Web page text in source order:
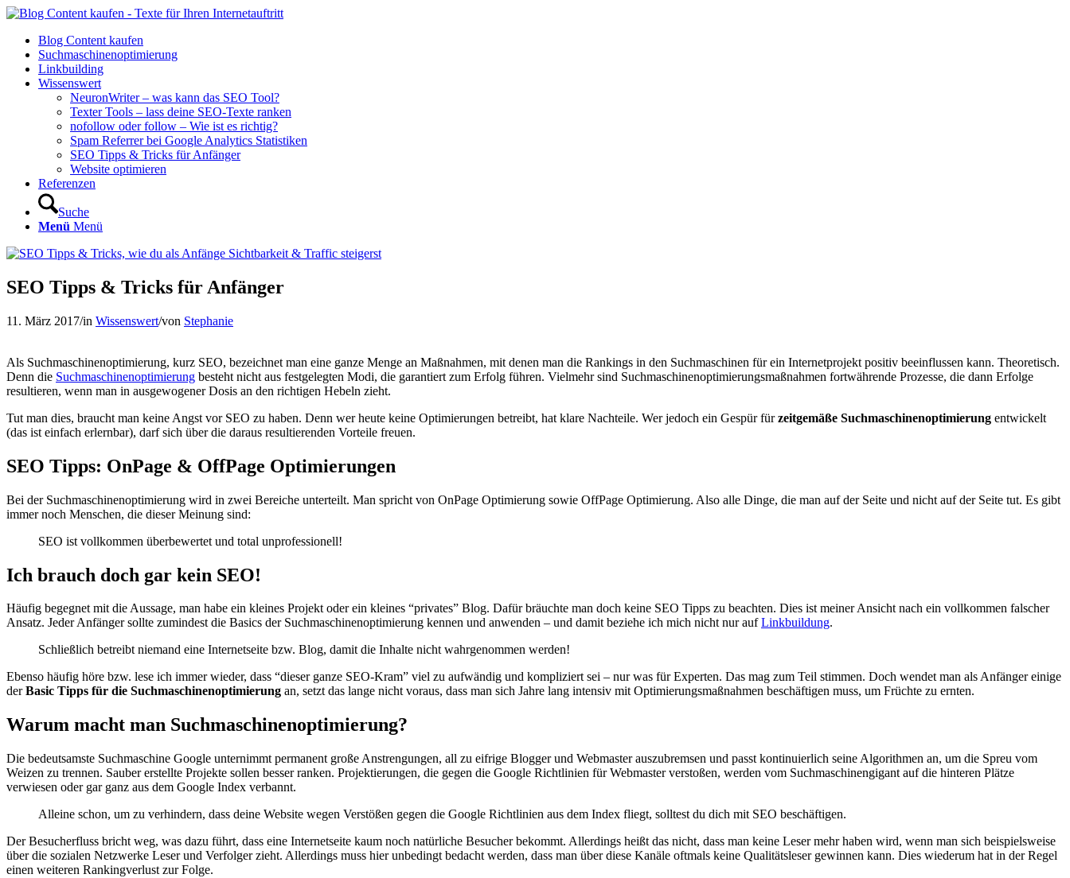
Blog Content kaufen
Suchmaschinenoptimierung
Linkbuilding
Wissenswert
NeuronWriter – was kann das SEO Tool?
Texter Tools – lass deine SEO-Texte ranken
nofollow oder follow – Wie ist es richtig?
Spam Referrer bei Google Analytics Statistiken
SEO Tipps & Tricks für Anfänger
Website optimieren
Referenzen
Suche
Menü Menü
SEO Tipps & Tricks für Anfänger
11. März 2017/in Wissenswert/von Stephanie
Als Suchmaschinenoptimierung, kurz SEO, bezeichnet man eine ganze Menge an Maßnahmen, mit denen man die Rankings in den Suchmaschinen für ein Internetprojekt positiv beeinflussen kann. Theoretisch.
Denn die Suchmaschinenoptimierung besteht nicht aus festgelegten Modi, die garantiert zum Erfolg führen. Vielmehr sind Suchmaschinenoptimierungsmaßnahmen fortwährende Prozesse, die dann Erfolge
resultieren, wenn man in ausgewogener Dosis an den richtigen Hebeln zieht.
Tut man dies, braucht man keine Angst vor SEO zu haben. Denn wer heute keine Optimierungen betreibt, hat klare Nachteile. Wer jedoch ein Gespür fürzeitgemäße Suchmaschinenoptimierung entwickelt
(das ist einfach erlernbar), darf sich über die daraus resultierenden Vorteile freuen.
SEO Tipps: OnPage & OffPage Optimierungen
Bei der Suchmaschinenoptimierung wird in zwei Bereiche unterteilt. Man spricht von OnPage Optimierung sowie OffPage Optimierung. Also alle Dinge, die man auf der Seite und nicht auf der Seite tut. Es gibt
immer noch Menschen, die dieser Meinung sind:
SEO ist vollkommen überbewertet und total unprofessionell!
Ich brauch doch gar kein SEO!
Häufig begegnet mit die Aussage, man habe ein kleines Projekt oder ein kleines “privates” Blog. Dafür bräuchte man doch keine SEO Tipps zu beachten. Dies ist meiner Ansicht nach ein vollkommen falscher
Ansatz. Jeder Anfänger sollte zumindest die Basics der Suchmaschinenoptimierung kennen und anwenden – und damit beziehe ich mich nicht nur aufLinkbuildung.
Schließlich betreibt niemand eine Internetseite bzw. Blog, damit die Inhalte nicht wahrgenommen werden!
Ebenso häufig höre bzw. lese ich immer wieder, dass “dieser ganze SEO-Kram” viel zu aufwändig und kompliziert sei – nur was für Experten. Das mag zum Teil stimmen. Doch wendet man als Anfänger einige
derBasic Tipps für die Suchmaschinenoptimierung an, setzt das lange nicht voraus, dass man sich Jahre lang intensiv mit Optimierungsmaßnahmen beschäftigen muss, um Früchte zu ernten.
Warum macht man Suchmaschinenoptimierung?
Die bedeutsamste Suchmaschine Google unternimmt permanent große Anstrengungen, all zu eifrige Blogger und Webmaster auszubremsen und passt kontinuierlich seine Algorithmen an, um die Spreu vom
Weizen zu trennen. Sauber erstellte Projekte sollen besser ranken. Projektierungen, die gegen die Google Richtlinien für Webmaster verstoßen, werden vom Suchmaschinengigant auf die hinteren Plätze
verwiesen oder gar ganz aus dem Google Index verbannt.
Alleine schon, um zu verhindern, dass deine Website wegen Verstößen gegen die Google Richtlinien aus dem Index fliegt, solltest du dich mit SEO beschäftigen.
Der Besucherfluss bricht weg, was dazu führt, dass eine Internetseite kaum noch natürliche Besucher bekommt. Allerdings heißt das nicht, dass man keine Leser mehr haben wird, wenn man sich beispielsweise
über die sozialen Netzwerke Leser und Verfolger zieht. Allerdings muss hier unbedingt bedacht werden, dass man über diese Kanäle oftmals keine Qualitätsleser gewinnen kann. Dies wiederum hat in der Regel
einen weiteren Rankingverlust zur Folge.